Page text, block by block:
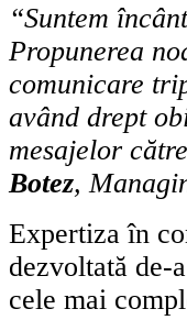
“Suntem
Propunerea
comunicare
având drept
mesajelor
Botez,
Expertiza în
dezvoltată de-
cele mai